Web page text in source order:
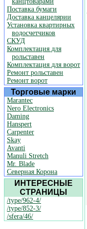
Поставка бумаги
Доставка канцелярии
Установка квартирных
водосчетчиков
СКУД
Комплектация для
рольставен
Комплектация для ворот
Ремонт рольставен
Ремонт ворот
Торговые марки
Marantec
Nero Electronics
Daming
Hanspert
Carpenter
Skay
Avanti
Manuli Stretch
Mr. Blade
Северная Корона
ИНТЕРЕСНЫЕ
СТРАНИЦЫ
/type/962-4/
/type/852-3/
/sfera/46/